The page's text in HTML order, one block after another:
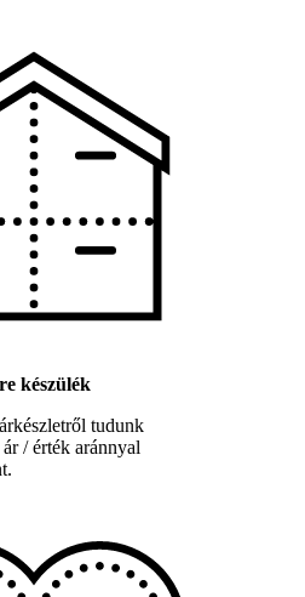
készülék
tudunk
/ érték aránnyal